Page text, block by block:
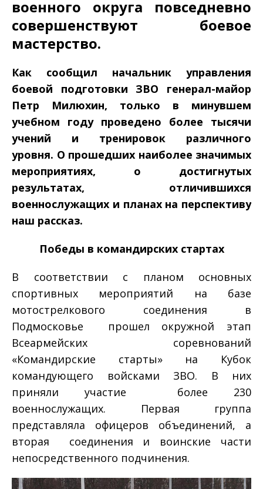
военного округа повседневно
совершенствуют боевое
мастерство.
Как сообщил начальник управления
боевой подготовки ЗВО генерал-­майор
Петр Милюхин, только в минувшем
учебном году проведено более тысячи
учений и тренировок различного
уровня. О прошедших наиболее значимых
мероприятиях, о достигнутых
результатах, отличившихся
военнослужащих и планах на перспективу
наш рассказ.
Победы в командирских стартах
В соответствии с планом основных
спортивных мероприятий на базе
мотострелкового соединения в
Подмосковье прошел окружной этап
Всеармейских соревнований
«Командирские старты» на Кубок
командующего войсками ЗВО. В них
приняли участие более 230
военнослужащих. Первая группа
представляла офицеров объединений, а
вторая ­ соединения и воинские части
непосредственного подчинения.